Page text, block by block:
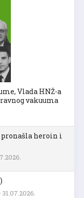
Vlada HNŽ-a
vakuuma
heroin i
31.07.2026.